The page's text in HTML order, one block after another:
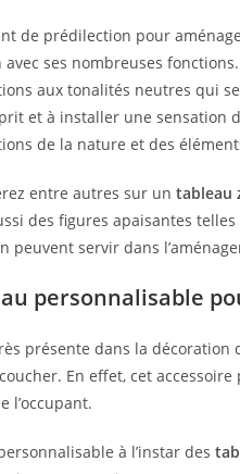
de prédilection pour
ses nombreuses
aux tonalités neutres qui
et à installer une sensation
de la nature et des
entre autres sur un tableau
des figures apaisantes
peuvent servir dans
personnalisable
présente dans la
En effet, cet
l’occupant.
à l’instar des